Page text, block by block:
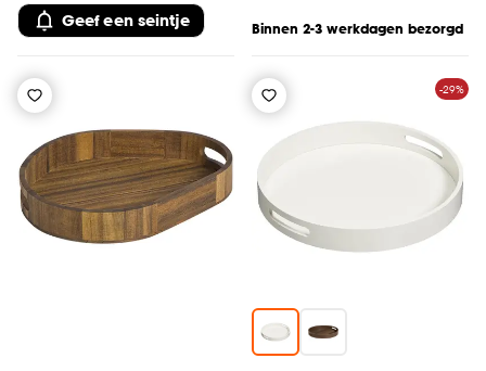
Geef een seintje Binnen 2-3 werkdagen bezorgd
-29%